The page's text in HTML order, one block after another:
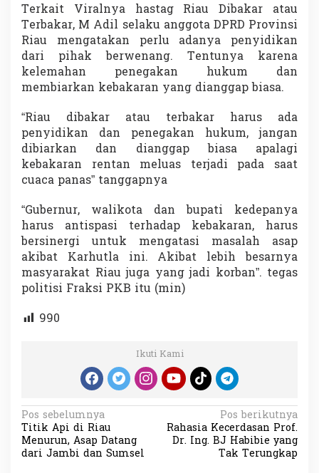
Terkait Viralnya hastag Riau Dibakar atau
Terbakar, M Adil selaku anggota DPRD Provinsi
Riau mengatakan perlu adanya penyidikan
dari pihak berwenang. Tentunya karena
kelemahan penegakan hukum dan
membiarkan kebakaran yang dianggap biasa.
“Riau dibakar atau terbakar harus ada
penyidikan dan penegakan hukum, jangan
dibiarkan dan dianggap biasa apalagi
kebakaran rentan meluas terjadi pada saat
cuaca panas” tanggapnya
“Gubernur, walikota dan bupati kedepanya
harus antispasi terhadap kebakaran, harus
bersinergi untuk mengatasi masalah asap
akibat Karhutla ini. Akibat lebih besarnya
masyarakat Riau juga yang jadi korban”. tegas
politisi Fraksi PKB itu (min)
990
Ikuti Kami
N
a
v
Pos sebelumnya
Titik Api di Riau
Menurun, Asap Datang
dari Jambi dan Sumsel
Pos berikutnya
Rahasia Kecerdasan Prof.
Dr. Ing. BJ Habibie yang
Tak Terungkap